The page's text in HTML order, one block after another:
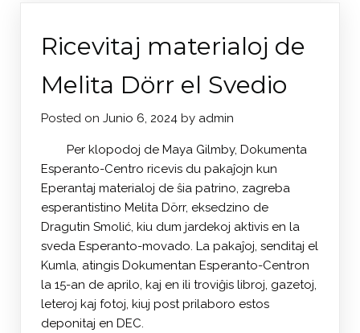
Ricevitaj materialoj de
Melita Dörr el Svedio
Posted on Junio 6, 2024 by admin
Per klopodoj de Maya Gilmby, Dokumenta
Esperanto-Centro ricevis du pakaĵojn kun
Eperantaj materialoj de ŝia patrino, zagreba
esperantistino Melita Dörr, eksedzino de
Dragutin Smolić, kiu dum jardekoj aktivis en la
sveda Esperanto-movado. La pakaĵoj, senditaj el
Kumla, atingis Dokumentan Esperanto-Centron
la 15-an de aprilo, kaj en ili troviĝis libroj, gazetoj,
leteroj kaj fotoj, kiuj post prilaboro estos
deponitaj en DEC.